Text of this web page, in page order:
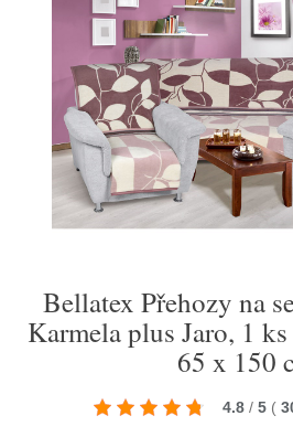
Bellatex Přehozy na
Karmela plus Jaro, 1
65 x 150
4.8 / 5 (